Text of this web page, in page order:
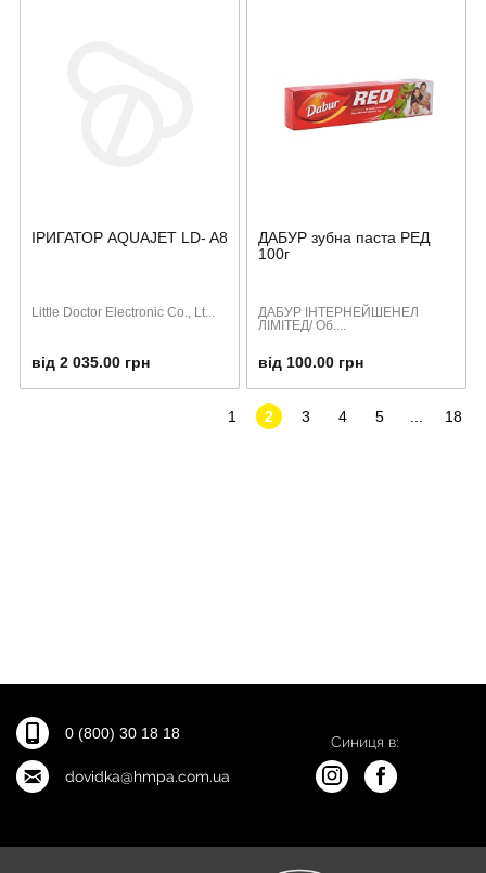
ІРИГАТОР AQUAJET LD- A8
Little Doctor Electronic Co., Lt...
від 2 035.00 грн
ДАБУР зубна паста РЕД
100г
ДАБУР ІНТЕРНЕЙШЕНЕЛ
ЛІМІТЕД/ Об....
від 100.00 грн
1 2 3 4 5 18
0 (800) 30 18 18
dovidka@hmpa.com.ua
Синиця в: